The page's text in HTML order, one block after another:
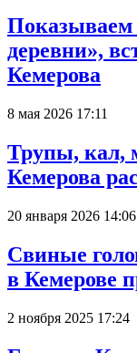
Показываем
деревни»,
Кемерова
8 мая 2026 17:11
Трупы, кал,
Кемерова
20 января 2026 14:06
Свиные
в Кемерове
2 ноября 2025 17:24